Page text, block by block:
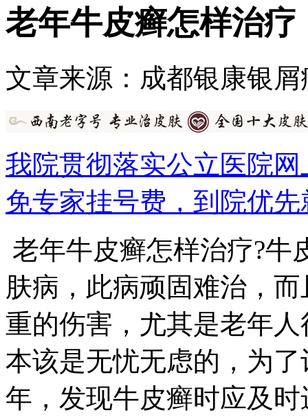
老年牛皮癣怎样治疗
文章来源：成都银康银屑
我院贯彻落实公立医院
免专家挂号费，到院优先
老年牛皮癣怎样治疗?牛
肤病，此病顽固难治，
重的伤害，尤其是老年
本该是无忧无虑的，为
年，发现牛皮癣时应及